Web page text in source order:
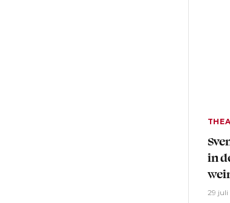
in
29 juli